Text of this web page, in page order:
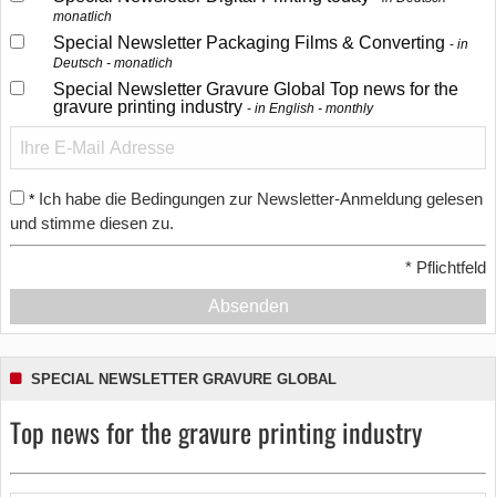
monatlich
Special Newsletter Packaging Films & Converting
in
Deutsch - monatlich
Special Newsletter Gravure Global Top news for the
gravure printing industry
in English - monthly
* Ich habe die Bedingungen zur Newsletter-Anmeldung gelesen
und stimme diesen zu.
* Pflichtfeld
Absenden
SPECIAL NEWSLETTER GRAVURE GLOBAL
Top news for the gravure printing industry